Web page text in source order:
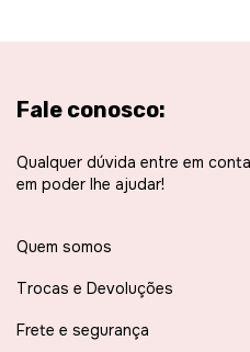
Fale conosco:
Qualquer dúvida entre em
em poder lhe ajudar!
Quem somos
Trocas e Devoluções
Frete e segurança